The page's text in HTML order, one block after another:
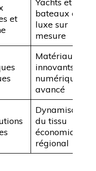
et
bateaux de
luxe sur
mesure
Matériaux
innovants et
numérique
avancé
Dynamisation
du tissu
économique
régional